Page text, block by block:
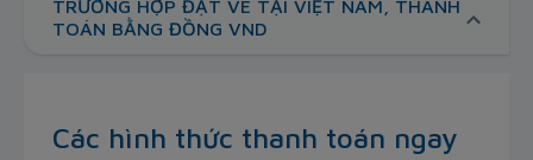
TRƯỜNG HỢP ĐẶT VÉ TẠI VIỆT NAM, THANH
TOÁN BẰNG ĐỒNG VND
Các hình thức thanh toán ngay